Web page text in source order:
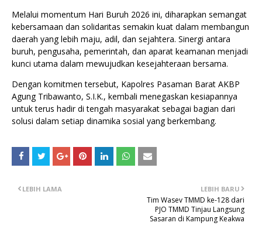
Melalui momentum Hari Buruh 2026 ini, diharapkan semangat
kebersamaan dan solidaritas semakin kuat dalam membangun
daerah yang lebih maju, adil, dan sejahtera. Sinergi antara
buruh, pengusaha, pemerintah, dan aparat keamanan menjadi
kunci utama dalam mewujudkan kesejahteraan bersama.
Dengan komitmen tersebut, Kapolres Pasaman Barat AKBP
Agung Tribawanto, S.I.K., kembali menegaskan kesiapannya
untuk terus hadir di tengah masyarakat sebagai bagian dari
solusi dalam setiap dinamika sosial yang berkembang.
LEBIH BARU
Tim Wasev TMMD ke-128 dari
PJO TMMD Tinjau Langsung
Sasaran di Kampung Keakwa
LEBIH LAMA